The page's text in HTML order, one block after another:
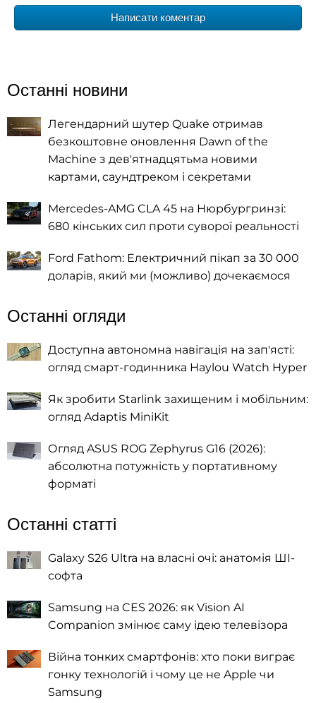
Написати коментар
Останні новини
Легендарний шутер Quake отримав
безкоштовне оновлення Dawn of the
Machine з дев'ятнадцятьма новими
картами, саундтреком і секретами
Mercedes-AMG CLA 45 на Нюрбургринзі:
680 кінських сил проти суворої реальності
Ford Fathom: Електричний пікап за 30 000
доларів, який ми (можливо) дочекаємося
Останні огляди
Доступна автономна навігація на зап'ясті:
огляд смарт-годинника Haylou Watch Hyper
Як зробити Starlink захищеним і мобільним:
огляд Adaptis MiniKit
Огляд ASUS ROG Zephyrus G16 (2026):
абсолютна потужність у портативному
форматі
Останні статті
Galaxy S26 Ultra на власні очі: анатомія ШІ-
софта
Samsung на CES 2026: як Vision AI
Companion змінює саму ідею телевізора
Війна тонких смартфонів: хто поки виграє
гонку технологій і чому це не Apple чи
Samsung